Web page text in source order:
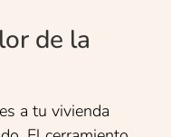
de la
a tu vivienda